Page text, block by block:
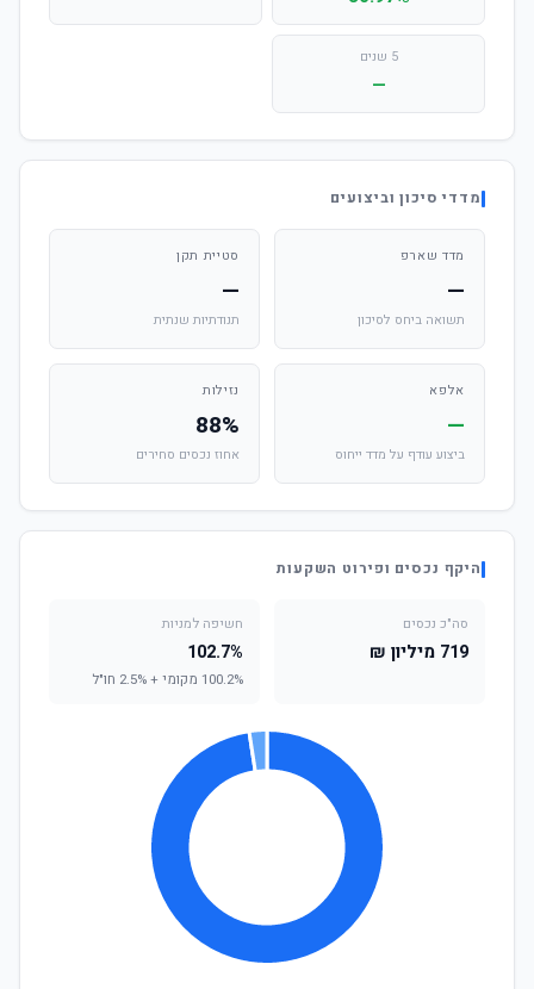
5 שנים
—
מדדי סיכון וביצועים
מדד שארפ
—
תשואה ביחס לסיכון
סטיית תקן
—
תנודתיות שנתית
אלפא
—
ביצוע עודף על מדד ייחוס
נזילות
88%
אחוז נכסים סחירים
היקף נכסים ופירוט השקעות
סה"כ נכסים
719 מיליון ₪
חשיפה למניות
102.7%
100.2% מקומי + 2.5% חו"ל